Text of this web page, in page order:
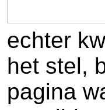
echter
het stel,
pagina